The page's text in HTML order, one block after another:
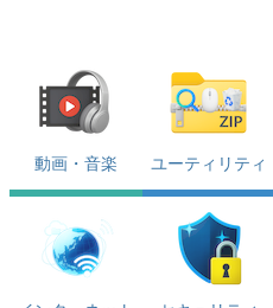
動画・音楽 ユーティリティ